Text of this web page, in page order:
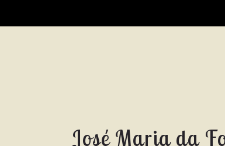
José Maria da